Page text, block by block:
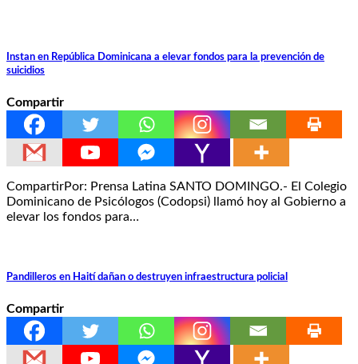
Instan en República Dominicana a elevar fondos para la prevención de
suicidios
Compartir
CompartirPor: Prensa Latina SANTO DOMINGO.- El Colegio
Dominicano de Psicólogos (Codopsi) llamó hoy al Gobierno a
elevar los fondos para…
Pandilleros en Haití dañan o destruyen infraestructura policial
Compartir